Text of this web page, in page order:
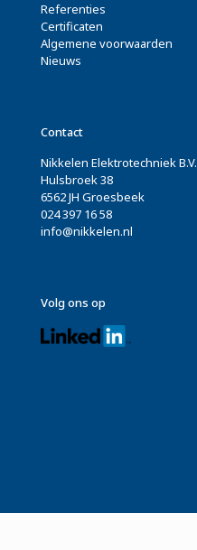
Referenties
Certificaten
Algemene voorwaarden
Nieuws
Contact
Nikkelen Elektrotechniek B.V.
Hulsbroek 38
6562 JH Groesbeek
024 397 16 58
info@nikkelen.nl
Volg ons op